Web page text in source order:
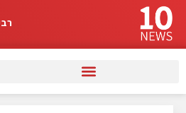
רביעי |